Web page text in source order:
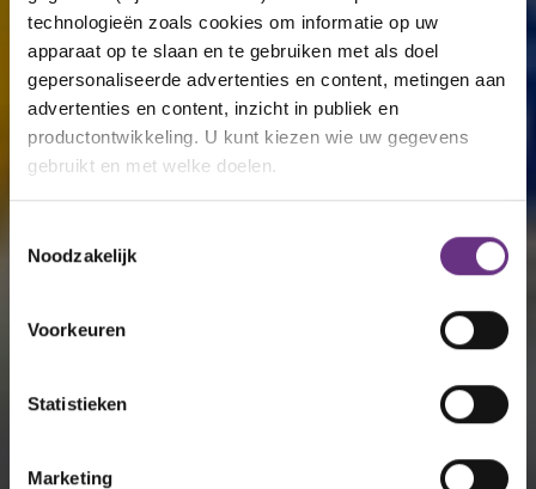
technologieën zoals cookies om informatie op uw
apparaat op te slaan en te gebruiken met als doel
gepersonaliseerde advertenties en content, metingen aan
advertenties en content, inzicht in publiek en
productontwikkeling. U kunt kiezen wie uw gegevens
gebruikt en met welke doelen.
Informatie verzamelen over uw geografische
Uw apparaat identificeren door het actief te
scannen op specifieke eigenschappen (fingerprinting)
verwerkt en stel uw voorkeuren in het
detailgedeelte in.
Noodzakelijk
Voorkeuren
Statistieken
Marketing